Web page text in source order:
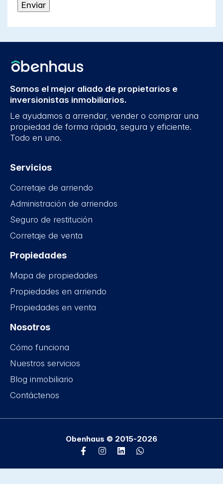
Somos el mejor aliado de propietarios e
inversionistas inmobiliarios.
Le ayudamos a arrendar, vender o comprar una
propiedad de forma rápida, segura y eficiente.
Todo en uno.
Servicios
Corretaje de arriendo
Administración de arriendos
Seguro de restitución
Corretaje de venta
Propiedades
Mapa de propiedades
Propiedades en arriendo
Propiedades en venta
Nosotros
Cómo funciona
Nuestros servicios
Blog inmobiliario
Contáctenos
Obenhaus © 2015-2026